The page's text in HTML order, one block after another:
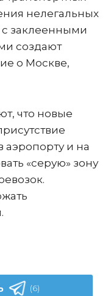
нелегальных
заклеенными
создают
о Москве,
что новые
аэропорту и на
«серую» зону
(6)